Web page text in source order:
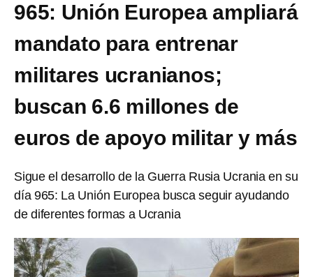
965: Unión Europea ampliará
mandato para entrenar
militares ucranianos;
buscan 6.6 millones de
euros de apoyo militar y más
Sigue el desarrollo de la Guerra Rusia Ucrania en su
día 965: La Unión Europea busca seguir ayudando
de diferentes formas a Ucrania